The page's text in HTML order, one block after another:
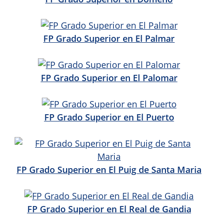
FP Grado Superior en El Palmar
FP Grado Superior en El Palomar
FP Grado Superior en El Puerto
FP Grado Superior en El Puig de Santa Maria
FP Grado Superior en El Real de Gandia